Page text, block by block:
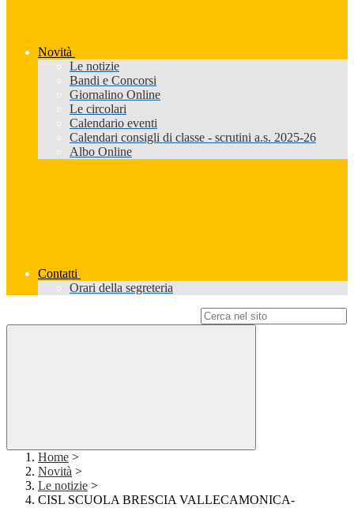
Novità
Le notizie
Bandi e Concorsi
Giornalino Online
Le circolari
Calendario eventi
Calendari consigli di classe - scrutini a.s. 2025-26
Albo Online
Contatti
Orari della segreteria
Home >
Novità >
Le notizie >
CISL SCUOLA BRESCIA VALLECAMONICA-